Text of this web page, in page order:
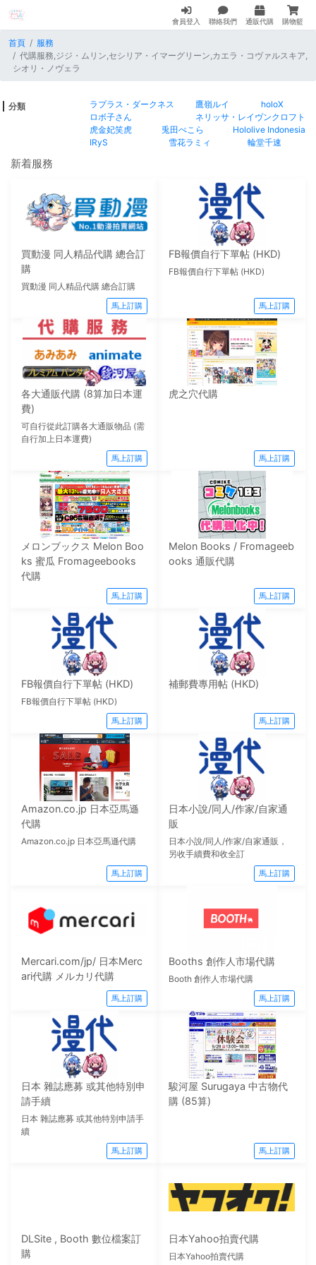
會員登入 聯絡我們 通販代購 購物籃
首頁
服務
代購服務,ジジ・ムリン,セシリア・イマーグリーン,カエラ・コヴァルスキア,
シオリ・ノヴェラ
分類 ラプラス・ダークネス 鷹嶺ルイ
holoX
ロボ子さん
ネリッサ・レイヴンクロフト
虎金妃笑虎
兎田ぺこら
Hololive Indonesia
IRyS
雪花ラミィ 輪堂千速
新着服務
買動漫 同人精品代購 總合訂
購
買動漫 同人精品代購 總合訂購
馬上訂購
FB報價自行下單帖 (HKD)
FB報價自行下單帖 (HKD)
馬上訂購
各大通販代購 (8算加日本運
費)
可自行從此訂購各大通販物品 (需
自行加上日本運費)
馬上訂購
虎之穴代購
馬上訂購
メロンブックス Melon Boo
ks 蜜瓜 Fromageebooks
代購
馬上訂購
Melon Books / Fromageeb
ooks 通販代購
馬上訂購
FB報價自行下單帖 (HKD)
FB報價自行下單帖 (HKD)
馬上訂購
補郵費專用帖 (HKD)
馬上訂購
Amazon.co.jp 日本亞馬遜
代購
Amazon.co.jp 日本亞馬遜代購
馬上訂購
日本小說/同人/作家/自家通
販
日本小說/同人/作家/自家通販，
另收手續費和收全訂
馬上訂購
Mercari.com/jp/ 日本Merc
ari代購 メルカリ代購
馬上訂購
Booths 創作人市場代購
Booth 創作人市場代購
馬上訂購
日本 雜誌應募 或其他特別申
請手續
日本 雜誌應募 或其他特別申請手
續
馬上訂購
駿河屋 Surugaya 中古物代
購 (85算)
馬上訂購
DLSite , Booth 數位檔案訂
購
日本Yahoo拍賣代購
日本Yahoo拍賣代購